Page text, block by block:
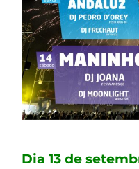
Dia 13 de